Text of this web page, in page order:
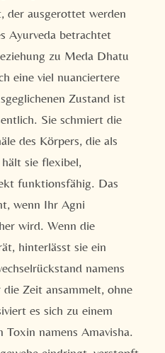
der ausgerottet werden
Ayurveda betrachtet
zu Meda Dhatu
eine viel nuanciertere
Zustand ist
Sie schmiert die
des Körpers, die als
sie flexibel,
funktionsfähig. Das
wenn Ihr Agni
wird. Wenn die
hinterlässt sie ein
namens
Zeit ansammelt, ohne
es sich zu einem
Toxin namens Amavisha.